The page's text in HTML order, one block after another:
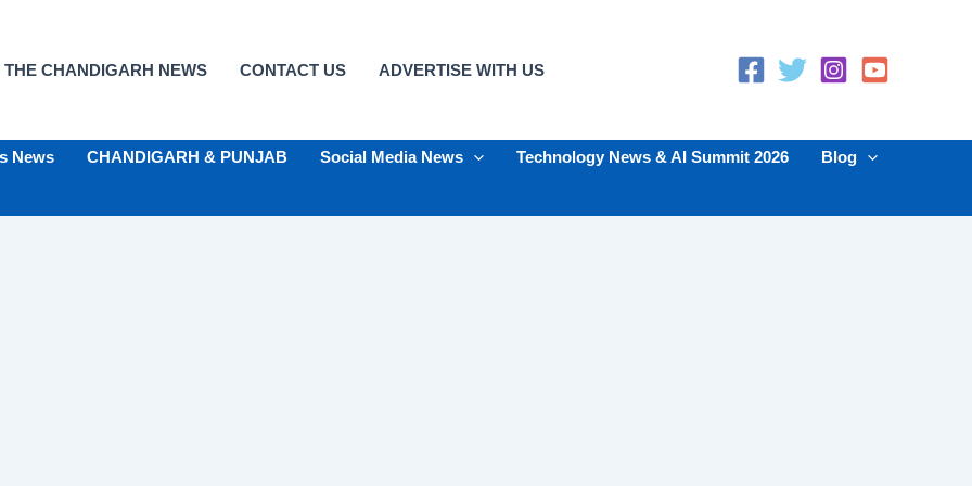
CHANDIGARH NEWS CONTACT US ADVERTISE WITH US
News CHANDIGARH & PUNJAB Social Media News Technology News & AI Summit 2026
Blog